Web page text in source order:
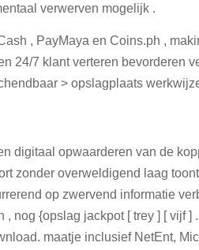
verwerven mogelijk .
, PayMaya en Coins.ph ,
24/7 klant verteren bevorderen
> opslagplaats
digitaal opwaarderen van de
zonder overweldigend laag
op zwervend informatie
nog {opslag jackpot [ trey ] [ vijf
maatje inclusief NetEnt,